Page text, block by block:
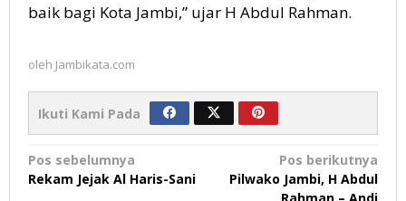
baik bagi Kota Jambi,” ujar H Abdul Rahman.
oleh Jambikata.com
Ikuti Kami Pada
Navigasi
pos
Pos sebelumnya
Rekam Jejak Al Haris-Sani
Pos berikutnya
Pilwako Jambi, H Abdul